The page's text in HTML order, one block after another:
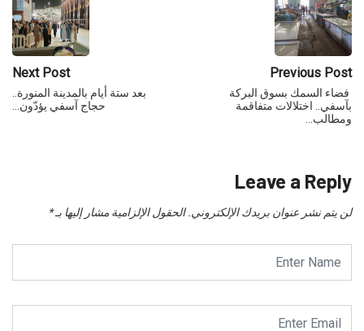
Previous Post
فضاء السمك بسوق البركة
بآسفي.. اختلالات متفاقمة
ومطالب…
Next Post
بعد ستة أيام بالمدينة المنورة..
حجاج آسفي يؤدّون…
Leave a Reply
لن يتم نشر عنوان بريدك الإلكتروني. الحقول الإلزامية مشار إليها بـ*